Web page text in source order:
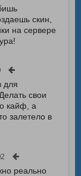
скин,
на сервере
для
свои
кайф, а
залетело в
реально